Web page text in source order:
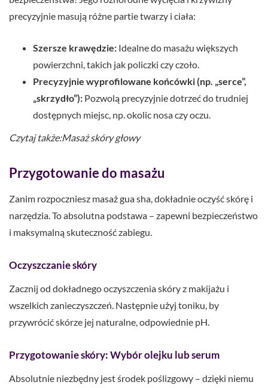
precyzyjnie masują różne partie twarzy i ciała:
Szersze krawędzie: Idealne do masażu większych
powierzchni, takich jak policzki czy czoło.
Precyzyjnie wyprofilowane końcówki (np. „serce”,
„skrzydło”): Pozwolą precyzyjnie dotrzeć do trudniej
dostępnych miejsc, np. okolic nosa czy oczu.
Czytaj także:Masaż skóry głowy
Przygotowanie do masażu
Zanim rozpoczniesz masaż gua sha, dokładnie oczyść skórę i
narzędzia. To absolutna podstawa – zapewni bezpieczeństwo
i maksymalną skuteczność zabiegu.
Oczyszczanie skóry
Zacznij od dokładnego oczyszczenia skóry z makijażu i
wszelkich zanieczyszczeń. Następnie użyj toniku, by
przywrócić skórze jej naturalne, odpowiednie pH.
Przygotowanie skóry: Wybór olejku lub serum
Absolutnie niezbędny jest środek poślizgowy – dzięki niemu